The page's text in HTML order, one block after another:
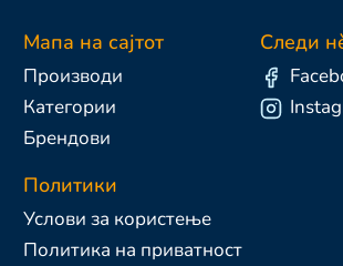
Мапа на сајтот
Производи
Категории
Брендови
Политики
Услови за користење
Политика на приватност
Следи